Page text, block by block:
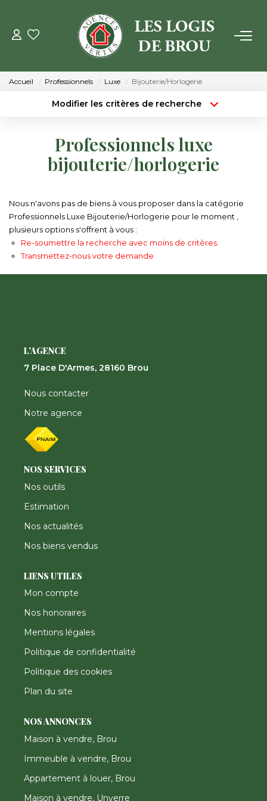
ESTIMATION
NOTRE AGENCE
Qui Sommes Nous
Notre Équipe
Accueil Professionnels Luxe Bijouterie/Horlogerie
Modifier les critères de recherche
Sélectionnez...
Type de bien
Surface min
Créer une alerte
Professionnels luxe
bijouterie/horlogerie
Nous n'avons pas de biens à vous proposer dans la catégorie
Professionnels Luxe Bijouterie/Horlogerie pour le moment ,
plusieurs options s'offrent à vous :
Re-soumettre la recherche avec moins de critères.
Transmettez-nous votre demande
L'AGENCE
7 Place D'Armes, 28160 Brou
Nous contacter
Notre agence
NOS SERVICES
Nos outils
Estimation
Nos actualités
Nos biens vendus
LIENS UTILES
Mon compte
Nos honoraires
Mentions légales
Politique de confidentialité
Politique des cookies
Plan du site
NOS ANNONCES
Maison à vendre, Brou
Immeuble à vendre, Brou
Appartement à louer, Brou
Maison à vendre, Unverre